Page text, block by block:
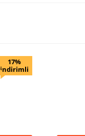
17%
indirimli